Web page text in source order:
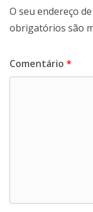
O seu endereço
obrigatórios são
Comentário *